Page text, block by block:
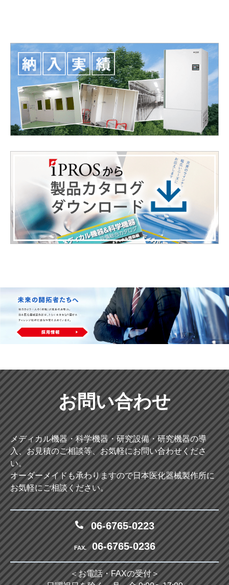
お問い合わせ
メディカル機器・科学機器・研究設備・研究機器の導
入、お見積のご相談等、お気軽にお問い合わせくださ
い。
オーダーメイドも承わりますので日本医化器械製作所に
お気軽にご相談ください。
06-6765-0223
FAX. 06-6765-0236
＜お電話・FAXの受付＞